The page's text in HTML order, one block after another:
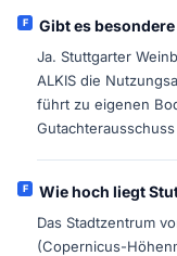
Gibt es
Ja. Stuttgarter
ALKIS die
führt zu eigenen
Wie hoch liegt
Das Stadtzentrum
(Copernicus-